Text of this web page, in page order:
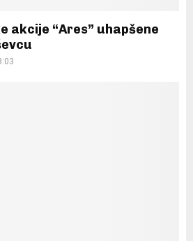
akcije “Ares” uhapšene